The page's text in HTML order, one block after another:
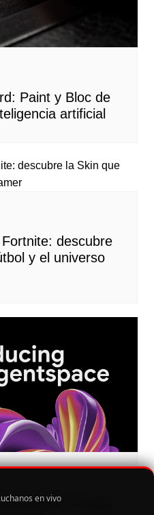
Paint y Bloc de
artificial
descubre
y el universo
Google
en vivo